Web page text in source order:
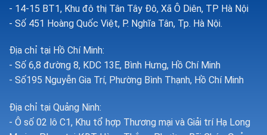
- 14-15 BT1, Khu đô thị Tân Tây Đô, Xã Ô Diên, TP Hà Nội
- Số 451 Hoàng Quốc Việt, P. Nghĩa Tân, Tp. Hà Nội.
Địa chỉ tại Hồ Chí Minh:
- Số 6,8 đường 8, KDC 13E, Bình Hưng, Hồ Chí Minh
- Số195 Nguyễn Gia Trí, Phường Bình Thạnh, Hồ Chí Minh
Địa chỉ tại Quảng Ninh:
- Ô số 02 lô C1, Khu tổ hợp Thương mại và Giải trí Hạ Long